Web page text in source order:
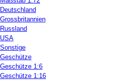
Deutschland
Grossbritannien
Russland
USA
Sonstige
Geschütze
Geschütze 1:6
Geschütze 1:16